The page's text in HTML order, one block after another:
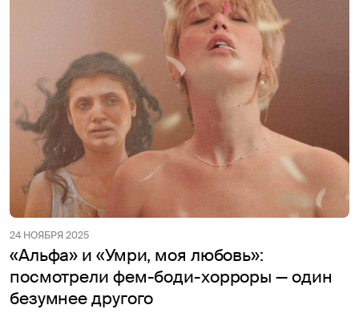
24 НОЯБРЯ 2025
«Альфа» и «Умри, моя любовь»:
посмотрели фем-боди-хорроры — один
безумнее другого